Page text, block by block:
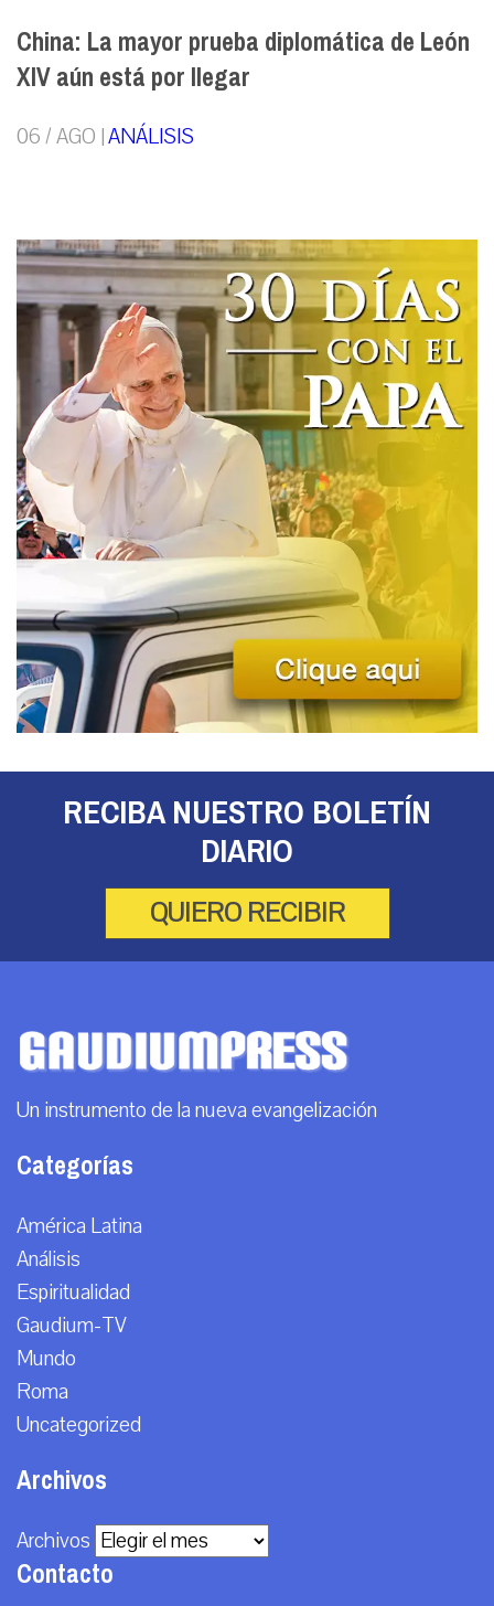
China: La mayor prueba diplomática de León
XIV aún está por llegar
06 / AGO |ANÁLISIS
RECIBA NUESTRO BOLETÍN
DIARIO
QUIERO RECIBIR
Un instrumento de la nueva evangelización
Categorías
América Latina
Análisis
Espiritualidad
Gaudium-TV
Mundo
Roma
Uncategorized
Archivos
Archivos
Contacto